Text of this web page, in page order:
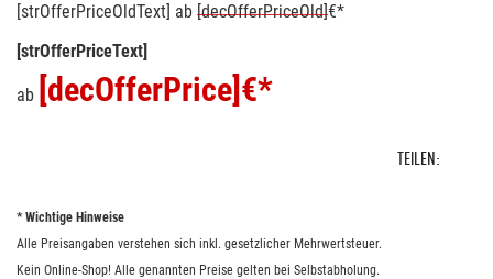
[strOfferPriceOldText] ab [decOfferPriceOld]€*
[strOfferPriceText]
ab [decOfferPrice] €*
TEILEN:
* Wichtige Hinweise
Alle Preisangaben verstehen sich inkl. gesetzlicher Mehrwertsteuer.
Kein Online-Shop! Alle genannten Preise gelten bei Selbstabholung.